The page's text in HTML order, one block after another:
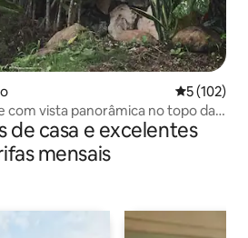
5 (102)
com vista panorâmica no topo da
de casa e excelentes
mensais